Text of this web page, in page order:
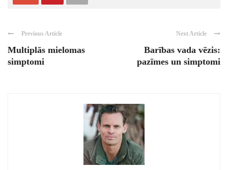
Previous Article
Multiplās mielomas
simptomi
Next Article
Barības vada vēzis:
pazīmes un simptomi